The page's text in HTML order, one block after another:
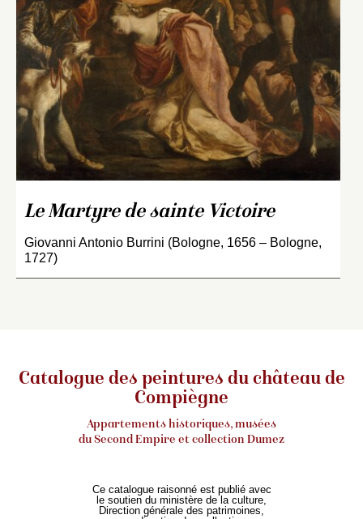
Le Martyre de sainte Victoire
Giovanni Antonio Burrini (Bologne, 1656 – Bologne,
1727)
Catalogue des peintures du château de
Compiègne
Appartements historiques, musées
du Second Empire et collection Dumez
Ce catalogue raisonné est publié avec
le soutien du ministère de la culture,
Direction générale des patrimoines,